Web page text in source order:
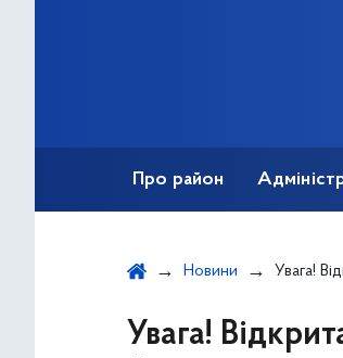
Про район
Новини Увага! Відкрита
Увага!